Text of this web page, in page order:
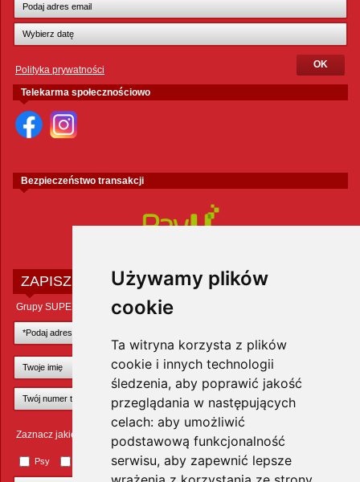
Używamy plików
cookie
Ta witryna korzysta z plików
cookie i innych technologii
śledzenia, aby poprawić jakość
przeglądania w następujących
celach: aby umożliwić
podstawową funkcjonalność
serwisu, aby zapewnić lepsze
Polityka prywatności
Telekarma społecznościowo
Bezpieczeństwo transakcji
ZAPISZ SIĘ DO NEWSLETTERA
Grupy SUPER ZOO POLAND Sp. z o.o.
Zaznacz jakie zwierzęta Cię interesują
Psy Małe ssaki Ptaki Inne zwierzęta